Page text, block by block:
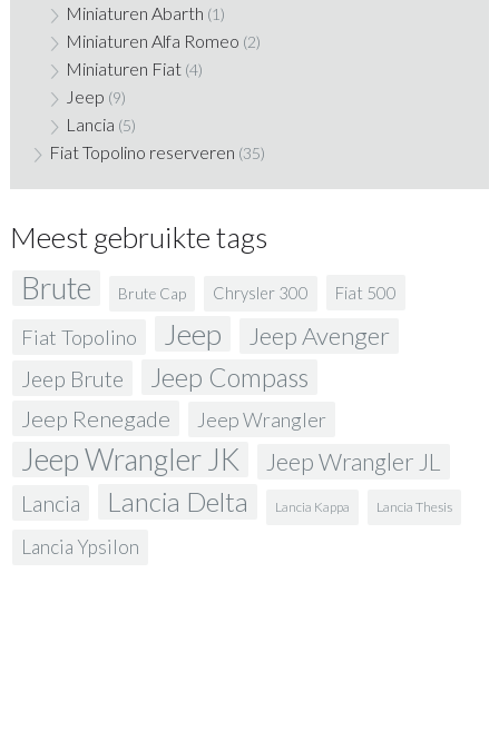
Miniaturen Abarth (1)
Miniaturen Alfa Romeo (2)
Miniaturen Fiat (4)
Jeep (9)
Lancia (5)
Fiat Topolino reserveren (35)
Meest gebruikte tags
Brute Brute Cap Chrysler 300 Fiat 500
Fiat Topolino Jeep Jeep Avenger
Jeep Brute Jeep Compass
Jeep Renegade Jeep Wrangler
Jeep Wrangler JK Jeep Wrangler JL
Lancia Lancia Delta Lancia Kappa Lancia Thesis
Lancia Ypsilon